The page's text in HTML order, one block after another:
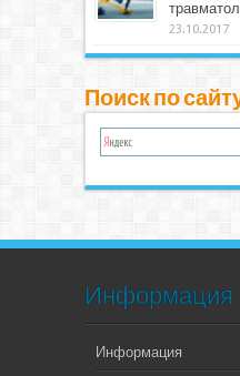
23.10.2017
Поиск по
Информация
Информация